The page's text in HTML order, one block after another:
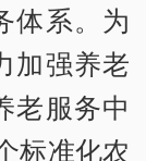
体系。为
加强养老
老服务中
标准化农